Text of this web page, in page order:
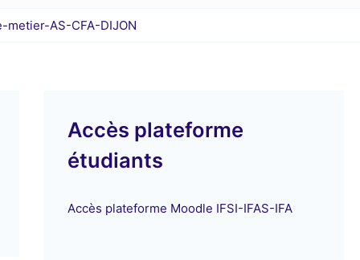
metier-AS-CFA-DIJON
Accès plateforme
étudiants
Accès plateforme Moodle IFSI-IFAS-IFA